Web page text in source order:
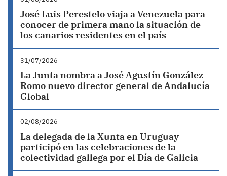
José Luis Perestelo viaja a Venezuela para
conocer de primera mano la situación de
los canarios residentes en el país
31/07/2026
La Junta nombra a José Agustín González
Romo nuevo director general de Andalucía
Global
02/08/2026
La delegada de la Xunta en Uruguay
participó en las celebraciones de la
colectividad gallega por el Día de Galicia